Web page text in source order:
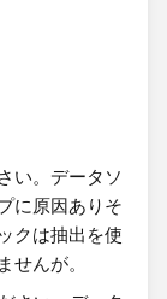
合であって且
れば前月の勤
ことが考えら
い。データソ
に​原因ありそ
クは抽出を使
せんが。